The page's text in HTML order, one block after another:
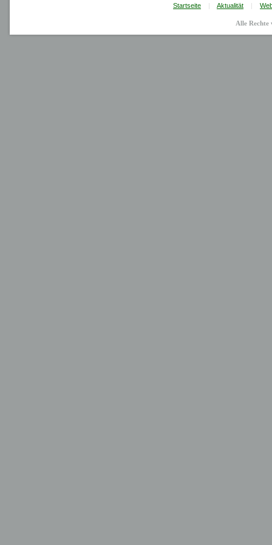
Startseite | Aktualität |
Alle Rechte